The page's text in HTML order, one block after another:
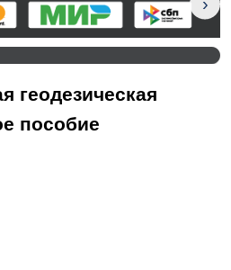
геодезическая
пособие